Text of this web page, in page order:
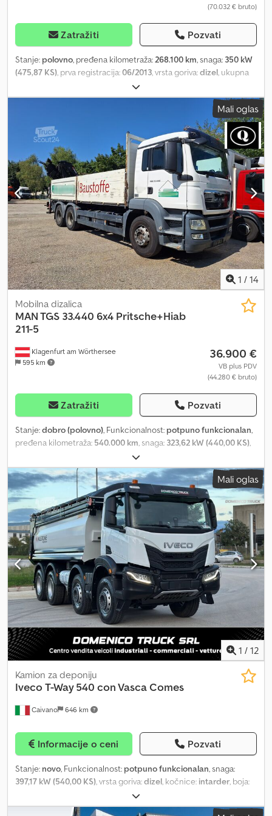
POD LED OSVETLJENJE HIDRAULIČKI PRIKLJUČCI VELIKI
INSTAGRAMU: GEURTSTRUCKS WIR SPRECHEN DEUTSCH
HABLAMOS ESPANOL WE SPEAK ENGLISH
(70.032 € bruto)
Zatražiti Pozvati
Stanje: polovno, pređena kilometraža:268.100 km, snaga: 350 kW
(475,87 KS), prva registracija:06/2013, vrsta goriva:dizel, ukupna
, konfiguracija osovina:
inspekcija (TÜV):02/2025, boja:plava, tip prenosa:automatski,
5.000 mm
, visina tovarnog prostora:
900 mm, Godina proizvodnje: 2013, Oprema:ABS, dizalica, klima
uređaj, navigacioni sistem, * Dvostrani kiper * Međuosovinsko
rastojanje 3.600+1.400 mm * M kabina Naša ponuda je uopšteno
bez tehničkog pregleda/HU/AU/SP-inspekcije i bez registarskih
tablica. Crodpfxjvh Dnvo Aggef Zadržavamo pravo na greške i
međuprodaju. Pregled je moguć samo uz prethodnu najavu. Na
upite putem WhatsApp-a ne odgovaramo.
Mali oglas
1 / 14
Klagenfurt am Wörthersee
595 km
Mobilna dizalica
MAN TGS 33.440 6x4 Pritsche+Hiab
211-5
36.900 €
VB plus PDV
(44.280 € bruto)
Zatražiti Pozvati
Stanje:dobro (polovno), Funkcionalnost: potpuno funkcionalan,
pređena kilometraža: 540.000 km, snaga: 323,62 kW (440,00 KS),
, vrsta goriva:
kg, konfiguracija osovina:6x4, gorivo:dizel, kabina vozača:dnevna
kabina, tip prenosa: mehanički, emisioni razred:Euro 5
suspencija:
čelik-zrak, dužina tovarnog prostora:6.300 mm ,
Godina proizvodnje:2011 , Oprema: ABS, diferencijalna blokada,
dizalica, hidraulika, tempomat, Dobro stanje! Spreman za vožnju!
6X4 BLAT/ZRAČNO OPRUŽENJE Kran Hiab 211-5 sa daljinskim
upravljanjem (godište 2011) 5 izvlačenja sa rotatorom (15 m) Euro 5
Crjdpfxoufch Do Aggsf
Mali oglas
1 / 12
Caivano 646 km
Kamion za deponiju
IvecoT-Way 540 con Vasca Comes
Informacije o ceni Pozvati
Stanje: novo, Funkcionalnost: potpuno funkcionalan, snaga:
397,17 kW (540,00 KS), vrsta goriva:dizel, kočnice: intarder, boja:
, Oprema:
računar, Novi Iveco T-Way 540 ks Kompletirana Kingstone korpa